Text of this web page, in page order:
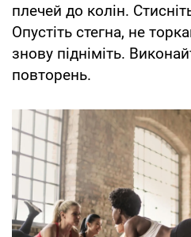
плечей до колін.
Опустіть стегна, не
знову підніміть.
повторень.